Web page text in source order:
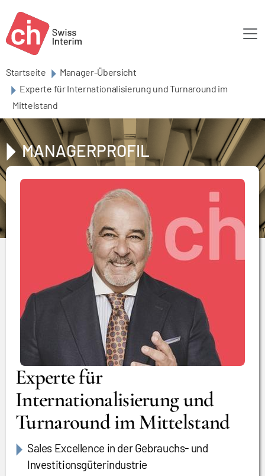
Startseite
Manager-Übersicht
Experte für Internationalisierung und Turnaround im
Mittelstand
MANAGERPROFIL
Experte für
Internationalisierung und
Turnaround im Mittelstand
Sales Excellence in der Gebrauchs- und
Investitionsgüterindustrie